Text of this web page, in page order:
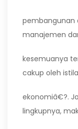
pembangunan
manajemen
kesemuanya
cakup oleh
ekonomiâ€?.
lingkupnya,